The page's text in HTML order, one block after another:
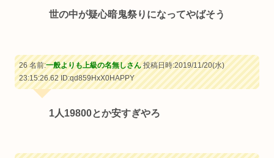
世の中が疑心暗鬼祭りになってやばそう
26 名前:一般よりも上級の名無しさん投稿日時:2019/11/20(水)
23:15:26.62ID:qd859HxX0HAPPY
1人19800とか安すぎやろ